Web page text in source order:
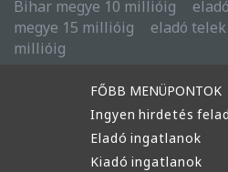
Bihar megye 10 millióig
megye 15 millióig
eladó
millióig
FŐBB MENÜPONTOK
Ingyen hirdetés
Eladó ingatlanok
Kiadó ingatlanok